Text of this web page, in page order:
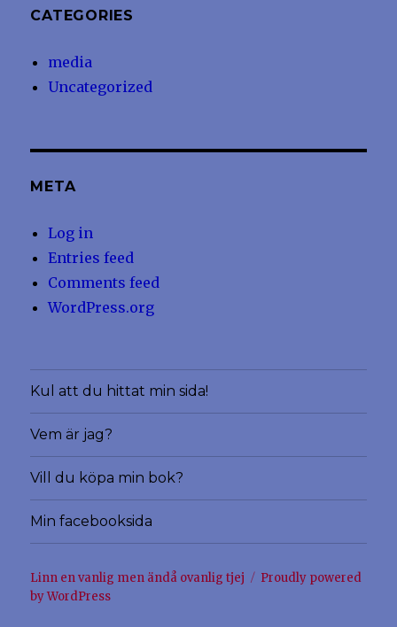
CATEGORIES
media
Uncategorized
META
Log in
Entries feed
Comments feed
WordPress.org
Kul att du hittat min sida!
Vem är jag?
Vill du köpa min bok?
Min facebooksida
Linn en vanlig men ändå ovanlig tjej
Proudly powered
by WordPress